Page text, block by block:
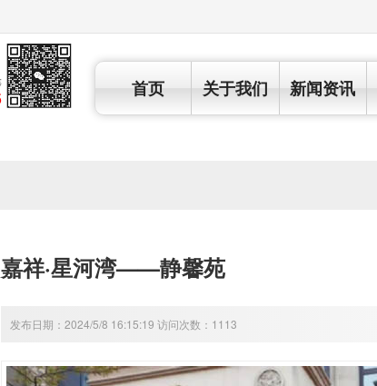
首页 关于我们 新闻资讯
嘉祥·星河湾——静馨苑
发布日期：2024/5/8 16:15:19 访问次数：1113